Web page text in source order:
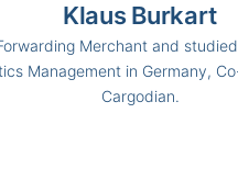
Klaus Burkart
Merchant and
Management in Germany,
Cargodian.